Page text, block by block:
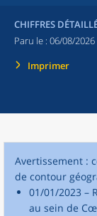
CHIFFRES
Paru le : 06/08/2026
Imprimer
Avertissement :
de contour
01/01/2023 –
au sein de